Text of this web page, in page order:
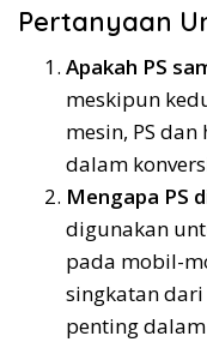
Pertanyaan
Apakah PS
meskipun
mesin, PS
dalam
Mengapa PS
digunakan
pada mobil-
singkatan dari
penting